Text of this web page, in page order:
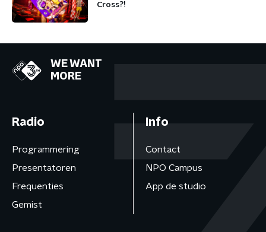
Cross?!
WE WANT
MORE
Radio
Programmering
Presentatoren
Frequenties
Gemist
Info
Contact
NPO Campus
App de studio